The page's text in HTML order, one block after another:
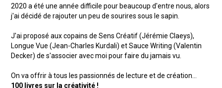
2020 a été une année difficile pour beaucoup d'entre nous, alors
j'ai décidé de rajouter un peu de sourires sous le sapin.
J'ai proposé aux copains de Sens Créatif (Jérémie Claeys),
Longue Vue (Jean-Charles Kurdali) et Sauce Writing (Valentin
Decker) de s'associer avec moi pour faire du jamais vu.
On va offrir à tous les passionnés de lecture et de création...
100 livres sur la créativité !